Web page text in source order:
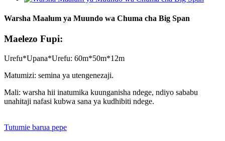
Warsha Maalum ya Muundo wa Chuma cha Big Span
Maelezo Fupi:
Urefu*Upana*Urefu: 60m*50m*12m
Matumizi: semina ya utengenezaji.
Mali: warsha hii inatumika kuunganisha ndege, ndiyo sababu
unahitaji nafasi kubwa sana ya kudhibiti ndege.
Tutumie barua pepe